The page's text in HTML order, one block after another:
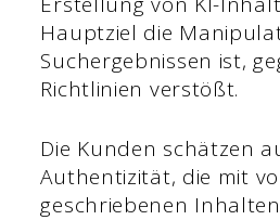
Hauptziel die
Suchergebnissen ist,
Richtlinien verstößt.
Die Kunden schätzen
Authentizität, die mit
geschriebenen